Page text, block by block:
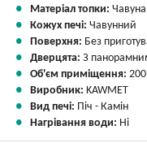
Матеріал топки: Чавуна
Кожух печі: Чавунний
Поверхня: Без
Дверцята: З
Об'єм приміщення:
Виробник: KAWMET
Вид печі: Піч - Камін
Нагрівання води: Ні